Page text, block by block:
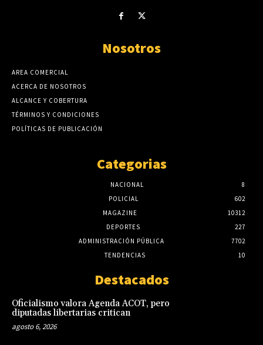
Nosotros
AREA COMERCIAL
ACERCA DE NOSOTROS
ALCANCE Y COBERTURA
TÉRMINOS Y CONDICIONES
POLÍTICAS DE PUBLICACIÓN
Categorias
NACIONAL
8
POLICIAL
602
MAGAZINE
10312
DEPORTES
227
ADMINISTRACIÓN PÚBLICA
7702
TENDENCIAS
10
Destacados
Oficialismo valora Agenda ACOT, pero
diputadas libertarias critican
agosto 6, 2026